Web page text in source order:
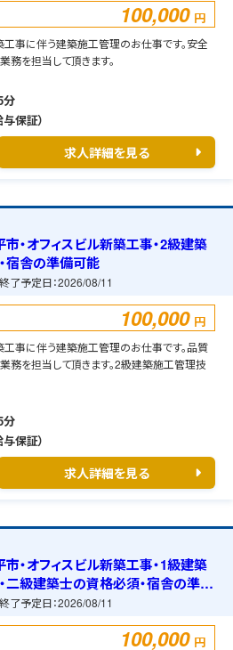
100,000 円
事に伴う建築施工管理のお仕事です。安全
を担当して頂きます。
分
保証）
求人詳細を見る
・オフィスビル新築工事・2級建築
宿舎の準備可能
了予定日：2026/08/11
100,000 円
事に伴う建築施工管理のお仕事です。品質
を担当して頂きます。2級建築施工管理技
分
保証）
求人詳細を見る
・オフィスビル新築工事・1級建築
級建築士の資格必須・宿舎の準備
了予定日：2026/08/11
100,000 円